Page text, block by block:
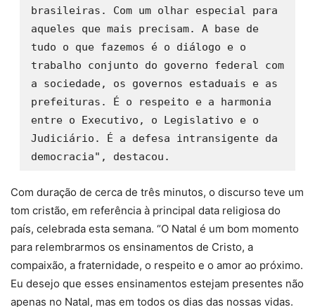
brasileiras. Com um olhar especial para
aqueles que mais precisam. A base de
tudo o que fazemos é o diálogo e o
trabalho conjunto do governo federal com
a sociedade, os governos estaduais e as
prefeituras. É o respeito e a harmonia
entre o Executivo, o Legislativo e o
Judiciário. É a defesa intransigente da
democracia", destacou.
Com duração de cerca de três minutos, o discurso teve um
tom cristão, em referência à principal data religiosa do
país, celebrada esta semana. “O Natal é um bom momento
para relembrarmos os ensinamentos de Cristo, a
compaixão, a fraternidade, o respeito e o amor ao próximo.
Eu desejo que esses ensinamentos estejam presentes não
apenas no Natal, mas em todos os dias das nossas vidas.